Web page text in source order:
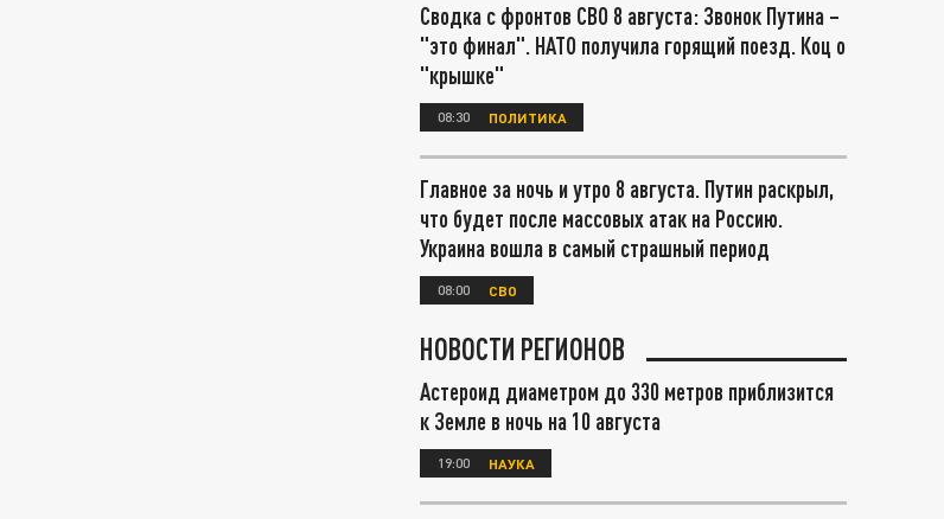
Сводка с фронтов СВО 8 августа: Звонок Путина –
"это финал". НАТО получила горящий поезд. Коц о
"крышке"
08:30 ПОЛИТИКА
Главное за ночь и утро 8 августа. Путин раскрыл,
что будет после массовых атак на Россию.
Украина вошла в самый страшный период
08:00 СВО
НОВОСТИ РЕГИОНОВ
Астероид диаметром до 330 метров приблизится
к Земле в ночь на 10 августа
19:00 НАУКА